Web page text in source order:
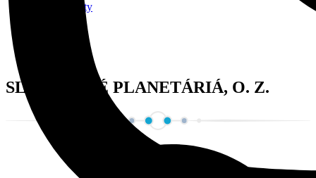
Naše aktivity
SLOVENSKÉ PLANETÁRIÁ, O. Z.